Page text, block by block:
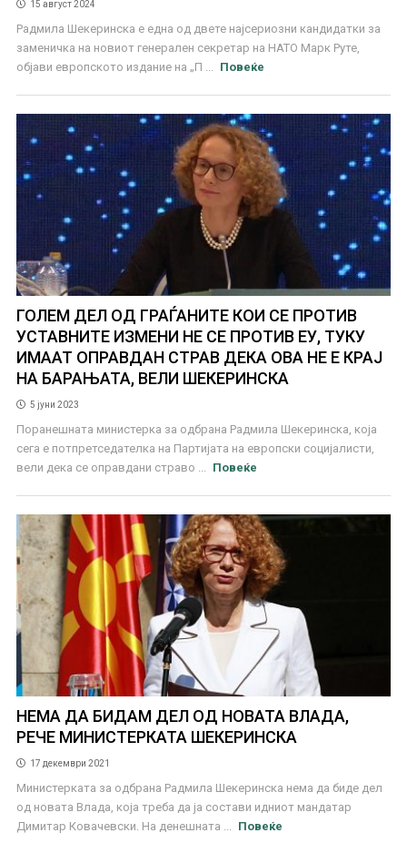
15 август 2024
Радмила Шекеринска е една од двете најсериозни кандидатки за
заменичка на новиот генерален секретар на НАТО Марк Руте,
објави европското издание на „П ...
Повеќе
ГОЛЕМ ДЕЛ ОД ГРАЃАНИТЕ КОИ СЕ ПРОТИВ
УСТАВНИТЕ ИЗМЕНИ НЕ СЕ ПРОТИВ ЕУ, ТУКУ
ИМААТ ОПРАВДАН СТРАВ ДЕКА ОВА НЕ Е КРАЈ
НА БАРАЊАТА, ВЕЛИ ШЕКЕРИНСКА
5 јуни 2023
Поранешната министерка за одбрана Радмила Шекеринска, која
сега е потпретседателка на Партијата на европски социјалисти,
вели дека се оправдани страво ...
Повеќе
НЕМА ДА БИДАМ ДЕЛ ОД НОВАТА ВЛАДА,
РЕЧЕ МИНИСТЕРКАТА ШЕКЕРИНСКА
17 декември 2021
Министерката за одбрана Радмила Шекеринска нема да биде дел
од новата Влада, која треба да ја состави идниот мандатар
Димитар Ковачевски. На денешната ...
Повеќе